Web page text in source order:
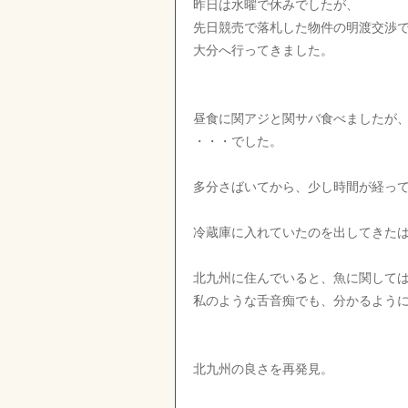
昨日は水曜で休みでしたが、
先日競売で落札した物件の明渡交渉
大分へ行ってきました。
昼食に関アジと関サバ食べましたが、
・・・でした。
多分さばいてから、少し時間が経って
冷蔵庫に入れていたのを出してきたは
北九州に住んでいると、魚に関しては
私のような舌音痴でも、分かるよう
北九州の良さを再発見。